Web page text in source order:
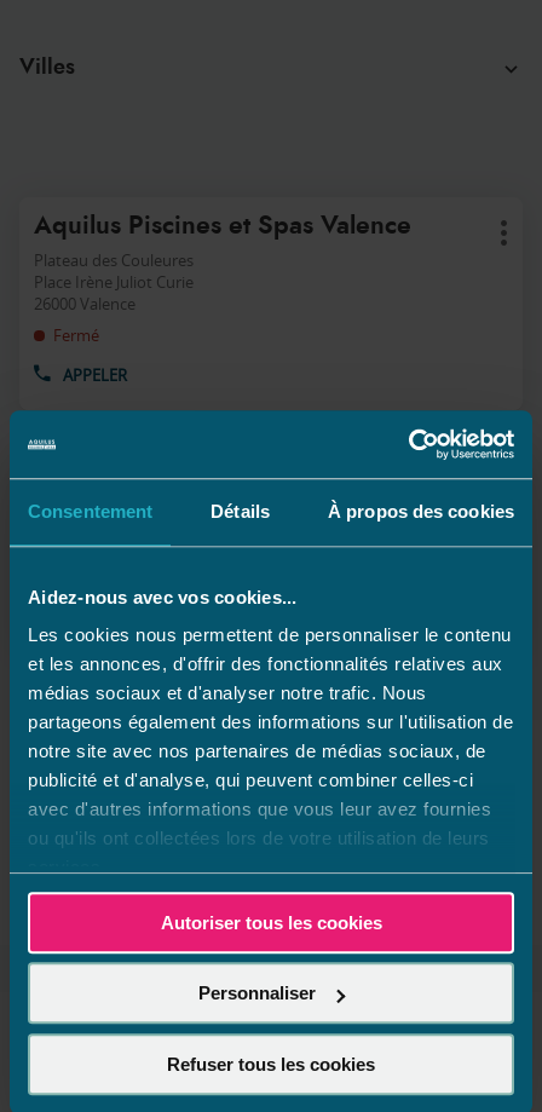
Consentement Détails À propos des cookies
Aidez-nous avec vos cookies...
Les cookies nous permettent de personnaliser le contenu
et les annonces, d'offrir des fonctionnalités relatives aux
médias sociaux et d'analyser notre trafic. Nous
partageons également des informations sur l'utilisation de
notre site avec nos partenaires de médias sociaux, de
publicité et d'analyse, qui peuvent combiner celles-ci
avec d'autres informations que vous leur avez fournies
ou qu'ils ont collectées lors de votre utilisation de leurs
Autoriser tous les cookies
Personnaliser
Refuser tous les cookies
Villes
sur
touche
ENTRÉE
obtenir
de
amples
informations
Point
de
vente
:
Aquilus Piscines et Spas Valence
Plateau des Couleures
Place Irène Juliot Curie
26000 Valence
Fermé
APPELER
AFFICHER
DE
DU
DE
AQUILUS
ET
VALENCE
Plus
sur
la
ENTRÉE
obtenir
plus
amples
informations
Point
de
Aquilus Piscines et Spas Montélimar
1418 Route N7
APPELER
LE
NUMÉRO
DE
TÉLÉPHONE
POINT
DE
VENTE
AQUILUS
PISCINES
SPAS
Les magasins Aquilus en Drôme
Châteauneuf Du Rhône
AccueilFrance Auvergne-Rhône-Alpes Drôme